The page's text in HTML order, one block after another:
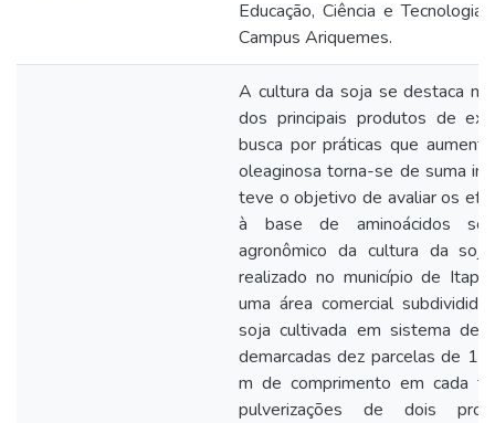
Educação, Ciência e
Campus Ariquemes.
A cultura da soja se destaca
dos principais produtos de
busca por práticas que
oleaginosa torna-se de suma
teve o objetivo de avaliar os
à base de aminoácidos
agronômico da cultura da
realizado no município de
uma área comercial
soja cultivada em sistema de
demarcadas dez parcelas de
m de comprimento em cada
pulverizações de dois